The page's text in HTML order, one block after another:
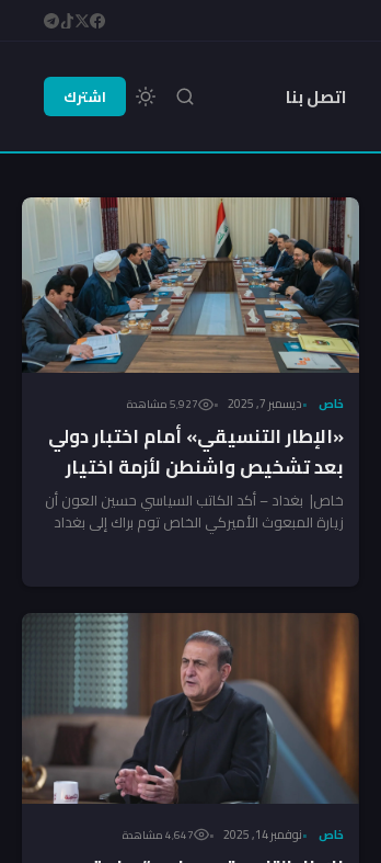
اتصل بنا اشترك
خاص ديسمبر 7, 2025 5٬927 مشاهدة
«الإطار التنسيقي» أمام اختبار دولي
بعد تشخيص واشنطن لأزمة اختيار
رئيس الوزراء
خاص| بغداد – أكد الكاتب السياسي حسين العون أن
زيارة المبعوث الأميركي الخاص توم براك إلى بغداد
خاص نوفمبر 14, 2025 4٬647 مشاهدة